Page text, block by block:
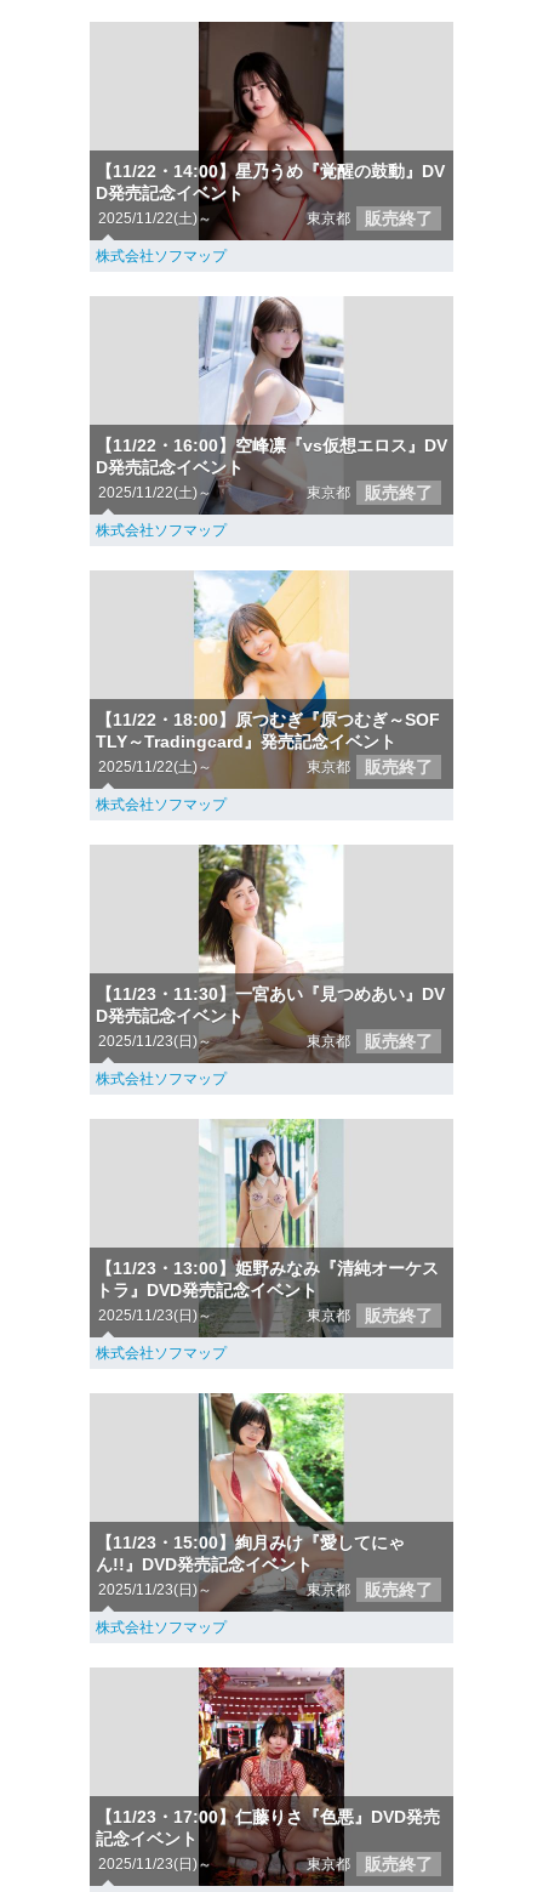
【11/22・14:00】星乃うめ『覚醒の鼓動』DV
D発売記念イベント
2025/11/22(土)～ 東京都 販売終了
株式会社ソフマップ
【11/22・16:00】空峰凛『vs仮想エロス』DV
D発売記念イベント
2025/11/22(土)～ 東京都 販売終了
株式会社ソフマップ
【11/22・18:00】原つむぎ『原つむぎ～SOF
TLY～Tradingcard』発売記念イベント
2025/11/22(土)～ 東京都 販売終了
株式会社ソフマップ
【11/23・11:30】一宮あい『見つめあい』DV
D発売記念イベント
2025/11/23(日)～ 東京都 販売終了
株式会社ソフマップ
【11/23・13:00】姫野みなみ『清純オーケス
トラ』DVD発売記念イベント
2025/11/23(日)～ 東京都 販売終了
株式会社ソフマップ
【11/23・15:00】絢月みけ『愛してにゃ
ん!!』DVD発売記念イベント
2025/11/23(日)～ 東京都 販売終了
株式会社ソフマップ
【11/23・17:00】仁藤りさ『色悪』DVD発売
記念イベント
2025/11/23(日)～ 東京都 販売終了